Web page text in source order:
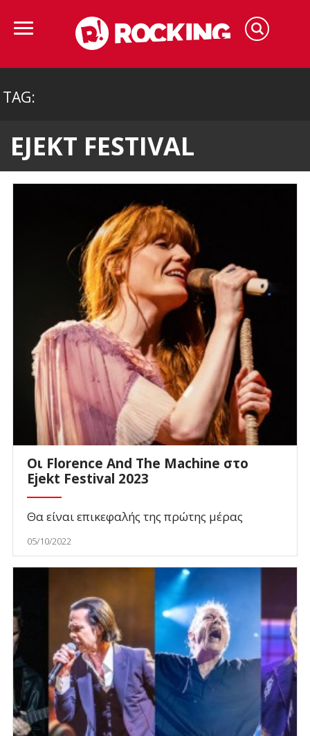
TAG:
EJEKT FESTIVAL
Οι Florence And The Machine στο
Ejekt Festival 2023
Θα είναι επικεφαλής της πρώτης μέρας
05/10/2022